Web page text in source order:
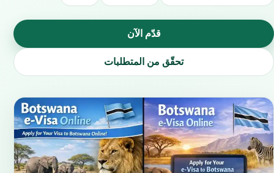
قدّم الآن
تحقّق من المتطلبات